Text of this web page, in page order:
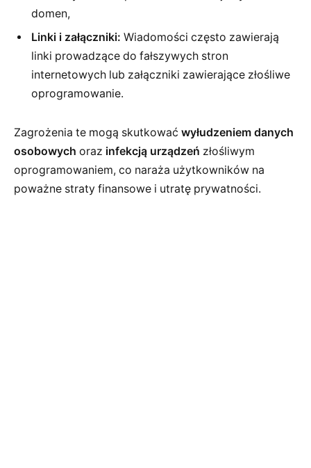
domen,
Linki i załączniki: Wiadomości często zawierają
linki prowadzące do fałszywych stron
internetowych lub załączniki zawierające złośliwe
oprogramowanie.
Zagrożenia te mogą skutkować wyłudzeniem danych
osobowych oraz infekcją urządzeń złośliwym
oprogramowaniem, co naraża użytkowników na
poważne straty finansowe i utratę prywatności.